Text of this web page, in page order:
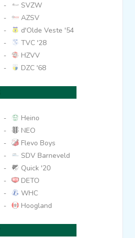
-
SVZW
-
AZSV
-
d'Olde Veste '54
-
TVC '28
-
HZVV
- DZC '68
-
Heino
-
NEO
-
Flevo Boys
-
SDV Barneveld
-
Quick '20
-
DETO
-
WHC
- Hoogland